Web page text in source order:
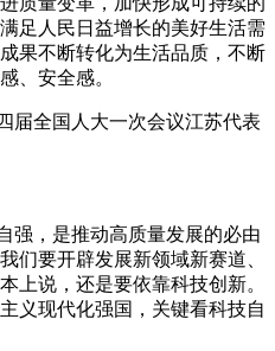
足人民日益增长的美好生活需
果不断转化为生活品质，不断
、安全感。
届全国人大一次会议江苏代表
强，是推动高质量发展的必由
们要开辟发展新领域新赛道、
上说，还是要依靠科技创新。
义现代化强国，关键看科技自